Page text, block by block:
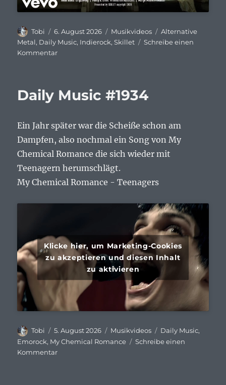
Autor
Tobi
Veröffentlicht
am
6. August 2026 Kategorien
Musikvideos Schlagwörter
Alternative
Metal, Daily Music, Indierock,Skillet
Schreibe einen
Kommentarzu
Daily Music #1934
Ein Jahr später war die Scheiße schon am
Dampfen, also nochmal ein Song von My
Chemical Romance die sich wieder mit
Teenagern herumschlägt.
My Chemical Romance - Teenagers
Klicke hier, um Marketing-Cookies
zu akzeptieren und diesen Inhalt
zu aktivieren
Autor
Tobi
Veröffentlicht
am
5. August 2026 Kategorien
Musikvideos Schlagwörter
Daily Music,
Emorock, My Chemical Romance
Schreibe einen
Kommentarzu